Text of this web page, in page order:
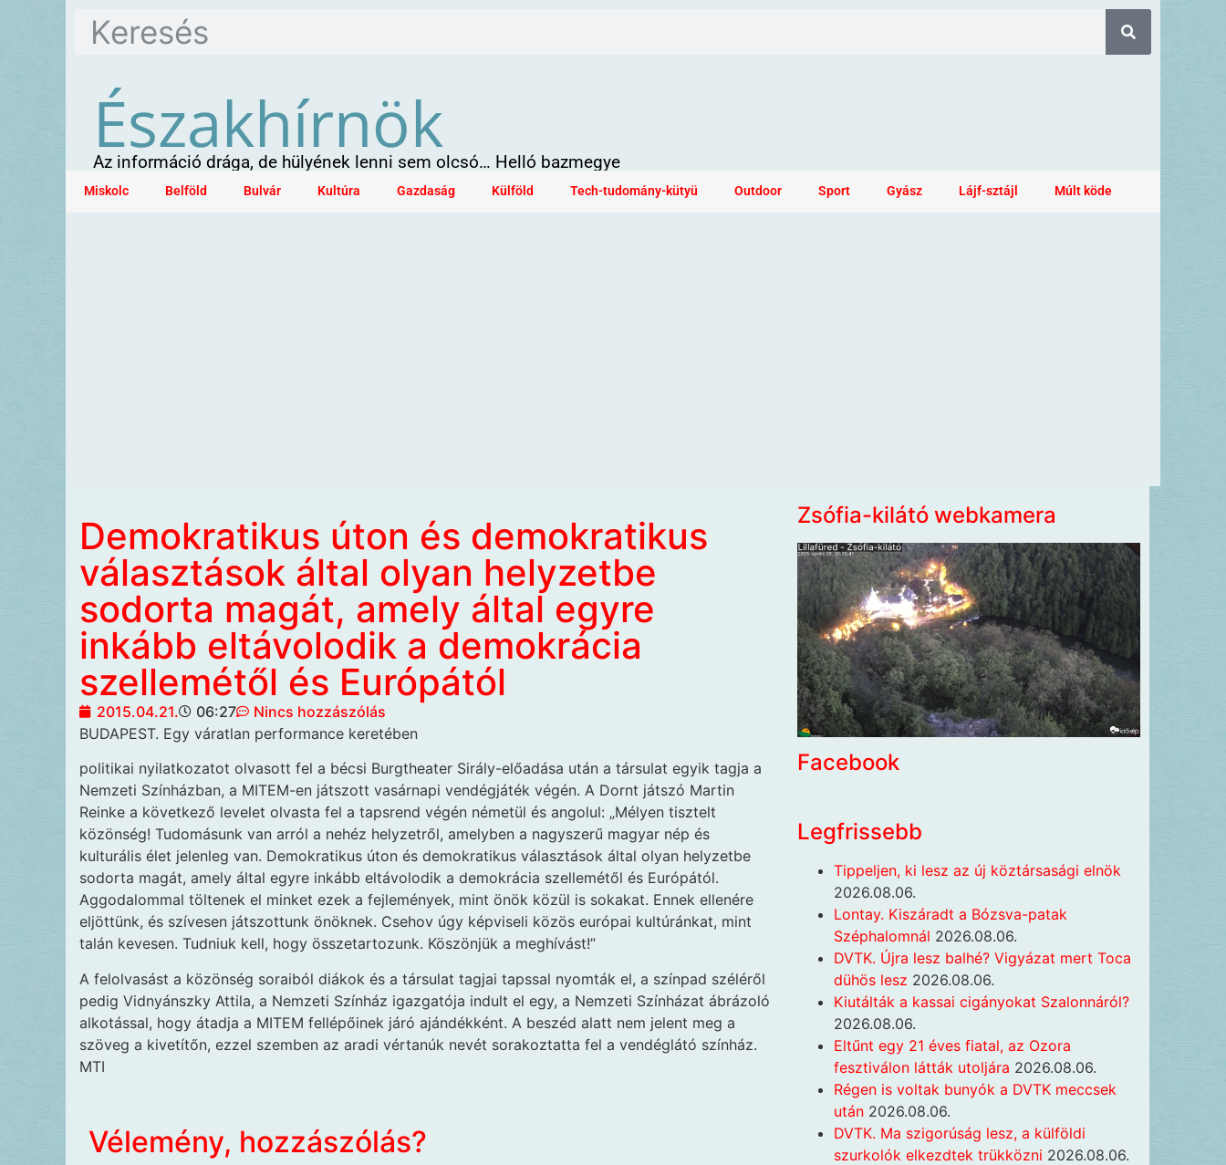
Északhírnök
Az információ drága, de hülyének lenni sem olcsó… Helló bazmegye
Miskolc Belföld Bulvár Kultúra Gazdaság Külföld Tech-tudomány-kütyü Outdoor Sport Gyász Lájf-sztájl Múlt köde
Demokratikus úton és demokratikus
választások által olyan helyzetbe
sodorta magát, amely által egyre
inkább eltávolodik a demokrácia
szellemétől és Európától
2015.04.21. 06:27
Nincs hozzászólás
BUDAPEST. Egy váratlan performance keretében
politikai nyilatkozatot olvasott fel a bécsi Burgtheater Sirály-elő­adása után a társulat egyik tagja a
Nemzeti Színházban, a MITEM-en játszott vasárnapi vendégjáték végén. A Dornt játszó Martin
Reinke a következő levelet olvasta fel a tapsrend végén németül és angolul: „Mélyen tisztelt
közönség! Tudomásunk van arról a nehéz helyzetről, amelyben a nagyszerű magyar nép és
kulturális élet jelenleg van. Demokratikus úton és demokratikus választások által olyan helyzetbe
sodorta magát, amely által egyre inkább eltávolodik a demokrácia szellemétől és Európától.
Aggodalommal töltenek el minket ezek a fejlemények, mint önök közül is sokakat. Ennek ellenére
eljöttünk, és szívesen játszottunk önöknek. Csehov úgy képviseli közös európai kultúránkat, mint
talán kevesen. Tudniuk kell, hogy összetartozunk. Köszönjük a meghívást!”
A felolvasást a közönség soraiból diákok és a társulat tagjai tapssal nyomták el, a színpad széléről
pedig Vidnyánszky Attila, a Nemzeti Színház igazgatója indult el egy, a Nemzeti Színházat ábrázoló
alkotással, hogy átadja a MITEM fellépőinek járó ajándékként. A beszéd alatt nem jelent meg a
szöveg a kivetítőn, ezzel szemben az aradi vértanúk nevét sorakoztatta fel a vendéglátó színház.
MTI
Vélemény, hozzászólás?
Zsófia-kilátó webkamera
Facebook
Legfrissebb
Tippeljen, ki lesz az új köztársasági elnök
2026.08.06.
Lontay. Kiszáradt a Bózsva-patak
Széphalomnál 2026.08.06.
DVTK. Újra lesz balhé? Vigyázat mert Toca
dühös lesz 2026.08.06.
Kiutálták a kassai cigányokat Szalonnáról?
2026.08.06.
Eltűnt egy 21 éves fiatal, az Ozora
fesztiválon látták utoljára 2026.08.06.
Régen is voltak bunyók a DVTK meccsek
után 2026.08.06.
DVTK. Ma szigorúság lesz, a külföldi
szurkolók elkezdtek trükközni 2026.08.06.